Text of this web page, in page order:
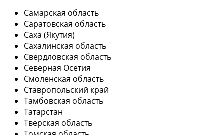
Самарская область
Саратовская область
Саха (Якутия)
Сахалинская область
Свердловская область
Северная Осетия
Смоленская область
Ставропольский край
Тамбовская область
Татарстан
Тверская область